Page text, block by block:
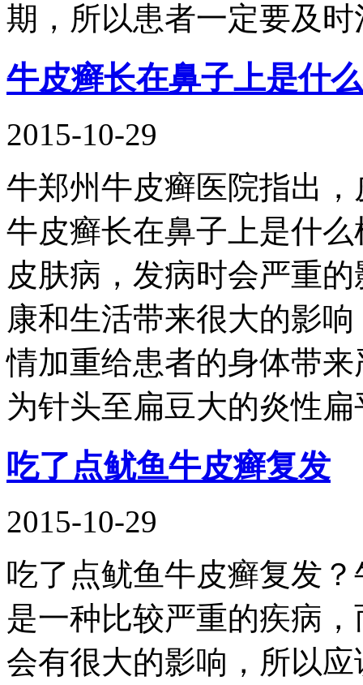
期，所以患者一定要及
牛皮癣长在鼻子上是什
2015-10-29
牛郑州牛皮癣医院指出
牛皮癣长在鼻子上是什
皮肤病，发病时会严重
康和生活带来很大的影
情加重给患者的身体带
为针头至扁豆大的炎性扁
吃了点鱿鱼牛皮癣复发
2015-10-29
吃了点鱿鱼牛皮癣复发
是一种比较严重的疾病
会有很大的影响，所以